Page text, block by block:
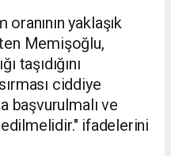
yaklaşık
Memişoğlu,
taşıdığını
ciddiye
başvurulmalı ve
ifadelerini